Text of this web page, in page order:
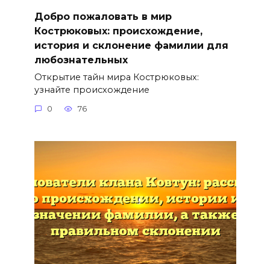
Добро пожаловать в мир
Кострюковых: происхождение,
история и склонение фамилии для
любознательных
Открытие тайн мира Кострюковых:
узнайте происхождение
0 76